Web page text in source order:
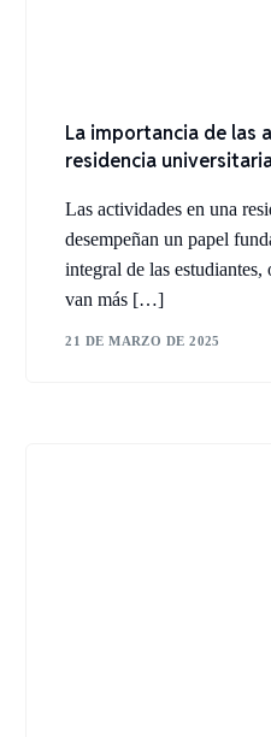
La importancia de las
residencia
Las actividades en una
desempeñan un papel
integral de las
van más […]
21 DE MARZO DE 2025